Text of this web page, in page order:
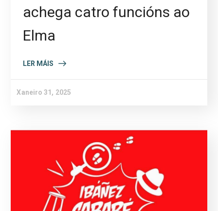
achega catro funcións ao
Elma
LER MÁIS
Xaneiro 31, 2025